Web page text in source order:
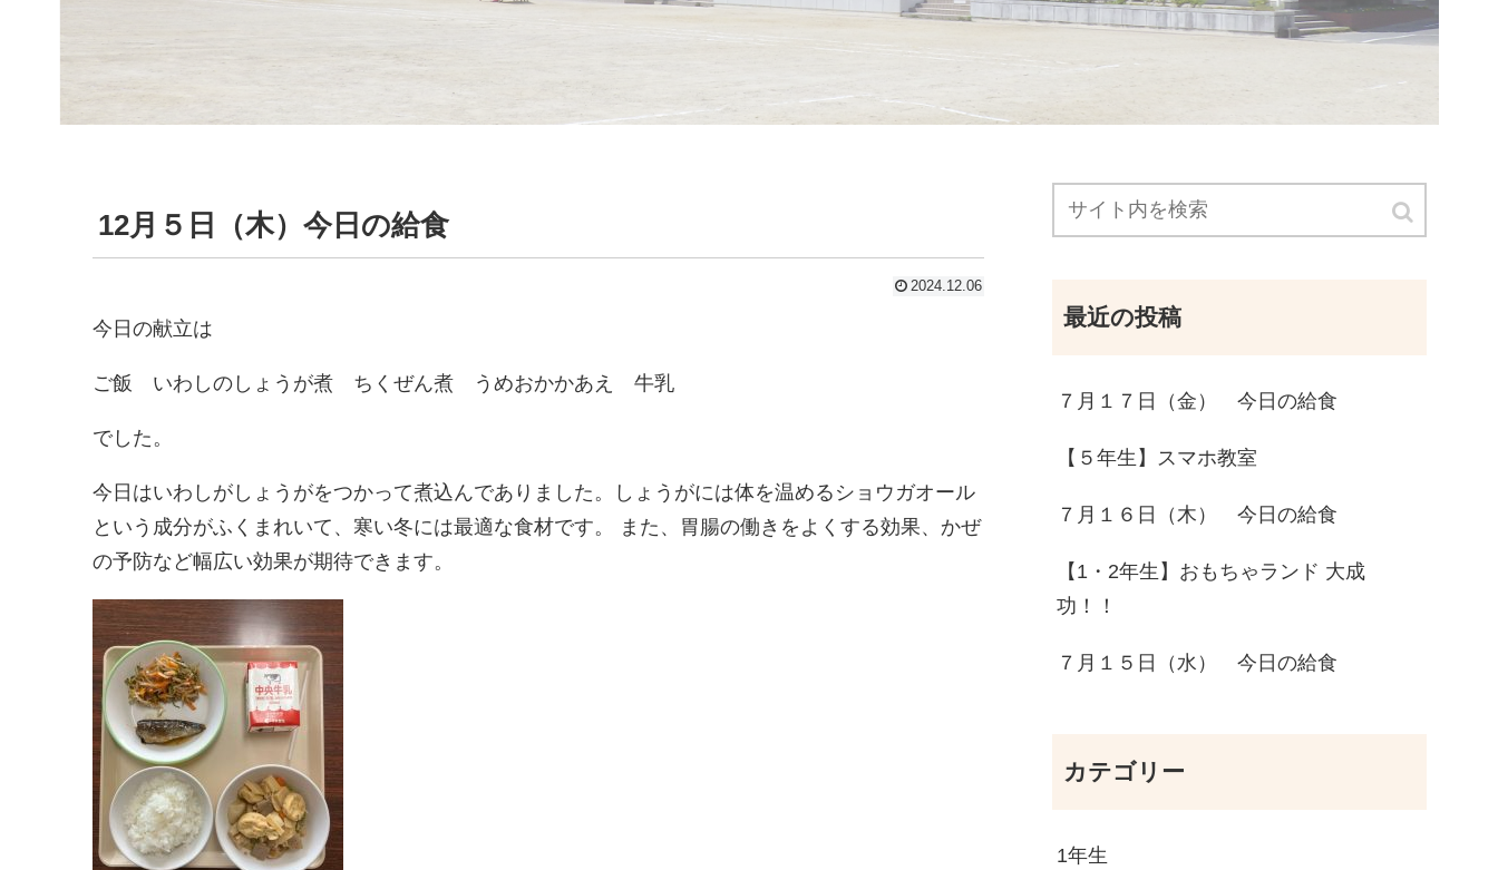
12月５日（木）今日の給食
2024.12.06
今日の献立は
ご飯 いわしのしょうが煮 ちくぜん煮 うめおかかあえ 牛乳
でした。
今日はいわしがしょうがをつかって煮込んでありました。しょうがには体を温めるショウガオール
という成分がふくまれいて、寒い冬には最適な食材です。 また、胃腸の働きをよくする効果、かぜ
の予防など幅広い効果が期待できます。
最近の投稿
７月１７日（金） 今日の給食
【５年生】スマホ教室
７月１６日（木） 今日の給食
【1・2年生】おもちゃランド 大成
功！！
７月１５日（水） 今日の給食
カテゴリー
1年生